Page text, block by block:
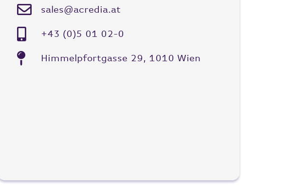
sales@acredia.at
+43 (0)5 01 02-0
Himmelpfortgasse 29, 1010 Wien